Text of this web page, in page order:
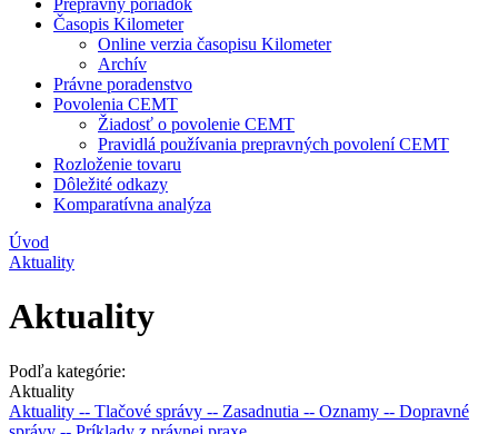
Časopis Kilometer
Online verzia časopisu Kilometer
Archív
Právne poradenstvo
Povolenia CEMT
Žiadosť o povolenie CEMT
Pravidlá používania prepravných povolení CEMT
Rozloženie tovaru
Dôležité odkazy
Komparatívna analýza
Úvod
Aktuality
Aktuality
Podľa kategórie:
Aktuality
Aktuality -- Tlačové správy -- Zasadnutia -- Oznamy -- Dopravné